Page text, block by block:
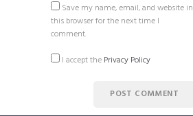
Save my name, email, and website in
this browser for the next time I
comment.
I accept the Privacy Policy